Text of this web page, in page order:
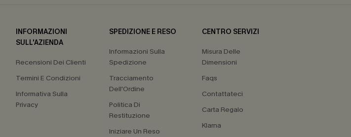
INFORMAZIONI
SULL'AZIENDA
Recensioni Dei Clienti
Termini E Condizioni
Informativa Sulla
Privacy
SPEDIZIONE E RESO
Informazioni Sulla
Spedizione
Tracciamento
Dell'Ordine
Politica Di
Restituzione
Iniziare Un Reso
CENTRO SERVIZI
Misura Delle
Dimensioni
Faqs
Contattateci
Carta Regalo
Klarna